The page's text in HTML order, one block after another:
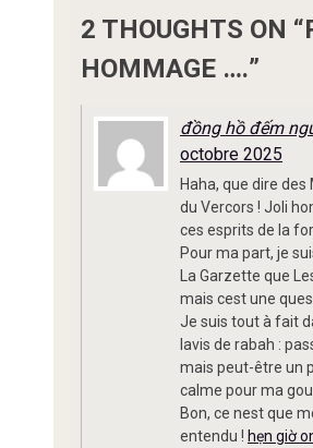
2 THOUGHTS ON “
HOMMAGE ….”
đồng hồ đếm
octobre 2025
Haha, que dire des
du Vercors ! Joli
ces esprits de la
Pour ma part, je
La Garzette que
mais cest une
Je suis tout à fait
lavis de rabah :
mais peut-être un
calme pour ma
Bon, ce nest que
entendu ! hẹn giờ